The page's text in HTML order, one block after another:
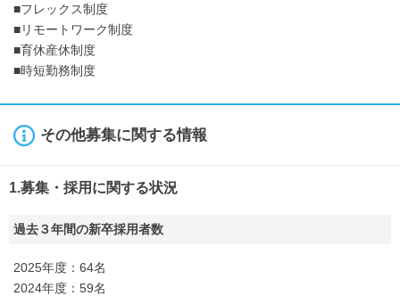
■フレックス制度
■リモートワーク制度
■育休産休制度
■時短勤務制度
その他募集に関する情報
1.募集・採用に関する状況
過去３年間の新卒採用者数
2025年度：64名
2024年度：59名